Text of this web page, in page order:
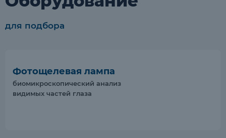
для подбора
Фотощелевая лампа
биомикроскопический анализ
видимых частей глаза